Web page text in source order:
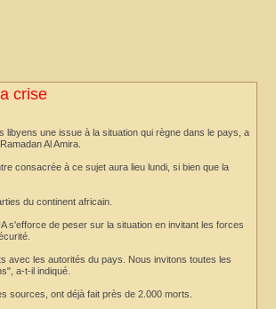
crise
une issue à la situation qui règne dans le pays, a
Al Amira.
consacrée à ce sujet aura lieu lundi, si bien que la
du continent africain.
s'efforce de peser sur la situation en invitant les forces
avec les autorités du pays. Nous invitons toutes les
a-t-il indiqué.
sources, ont déjà fait près de 2.000 morts.